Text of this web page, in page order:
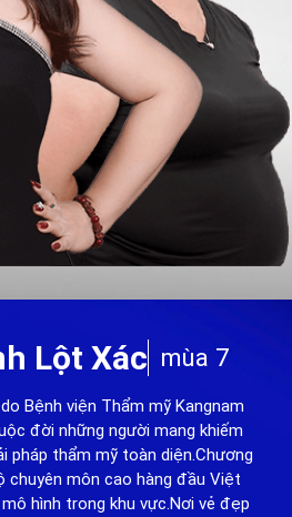
Lột Xác mùa 7
Bệnh viện Thẩm mỹ Kangnam
đời những người mang khiếm
pháp thẩm mỹ toàn diện.Chương
môn cao hàng đầu Việt
hình trong khu vực.Nơi vẻ đẹp